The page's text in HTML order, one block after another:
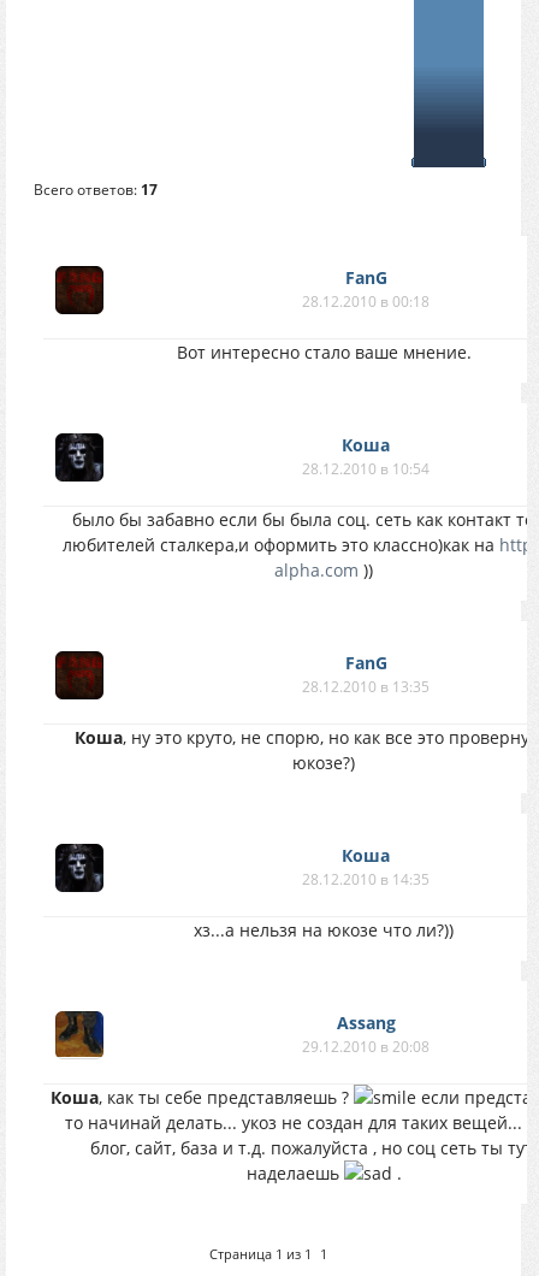
Всего ответов: 17
FanG
28.12.2010 в 00:18
Вот интересно стало ваше мнение.
Коша
28.12.2010 в 10:54
было бы забавно если бы была соц. сеть как контакт
любителей сталкера,и оформить это классно)как на
alpha.com ))
FanG
28.12.2010 в 13:35
Коша, ну это круто, не спорю, но как все это
юкозе?)
Коша
28.12.2010 в 14:35
хз...а нельзя на юкозе что ли?))
Assang
29.12.2010 в 20:08
Коша, как ты себе представляешь ?
если
то начинай делать... укоз не создан для таких вещей...
блог, сайт, база и т.д. пожалуйста , но соц сеть ты тут
наделаешь
.
Страница 1 из 1 1